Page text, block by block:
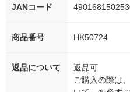
JANコード
商品番号 HK50724
返品について
返品可
ご購入の際は